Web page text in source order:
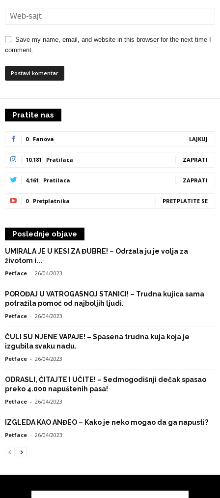
Save my name, email, and website in this browser for the next time I
comment.
Pratite nas
0 Fanova LAJKUJ
10,181 Pratilaca ZAPRATI
4,161 Pratilaca ZAPRATI
0 Pretplatnika PRETPLATITE SE
Poslednje objave
UMIRALA JE U KESI ZA ĐUBRE! – Održala ju je volja za
životom i...
Petface - 26/04/2023
POROĐAJ U VATROGASNOJ STANICI! – Trudna kujica sama
potražila pomoć od najboljih ljudi.
Petface - 26/04/2023
ČULI SU NJENE VAPAJE! – Spasena trudna kuja koja je
izgubila svaku nadu.
Petface - 26/04/2023
ODRASLI, ČITAJTE I UČITE! – Sedmogodišnji dečak spasao
preko 4.000 napuštenih pasa!
Petface - 26/04/2023
IZGLEDA KAO ANĐEO – Kako je neko mogao da ga napusti?
Petface - 26/04/2023